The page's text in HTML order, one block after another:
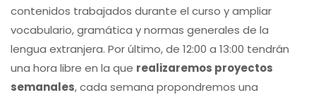
contenidos trabajados durante el curso y ampliar
vocabulario, gramática y normas generales de la
lengua extranjera. Por último, de 12:00 a 13:00 tendrán
una hora libre en la que realizaremos proyectos
semanales, cada semana propondremos una